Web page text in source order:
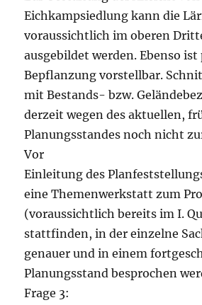
Eichkampsiedlung kann die
voraussichtlich im oberen
ausgebildet werden. Ebenso
Bepflanzung vorstellbar.
mit Bestands- bzw.
derzeit wegen des aktuellen,
Planungsstandes noch nicht
Vor
Einleitung des
eine Themenwerkstatt zum
(voraussichtlich bereits im I.
stattfinden, in der einzelne
genauer und in einem
Planungsstand besprochen
Frage 3: